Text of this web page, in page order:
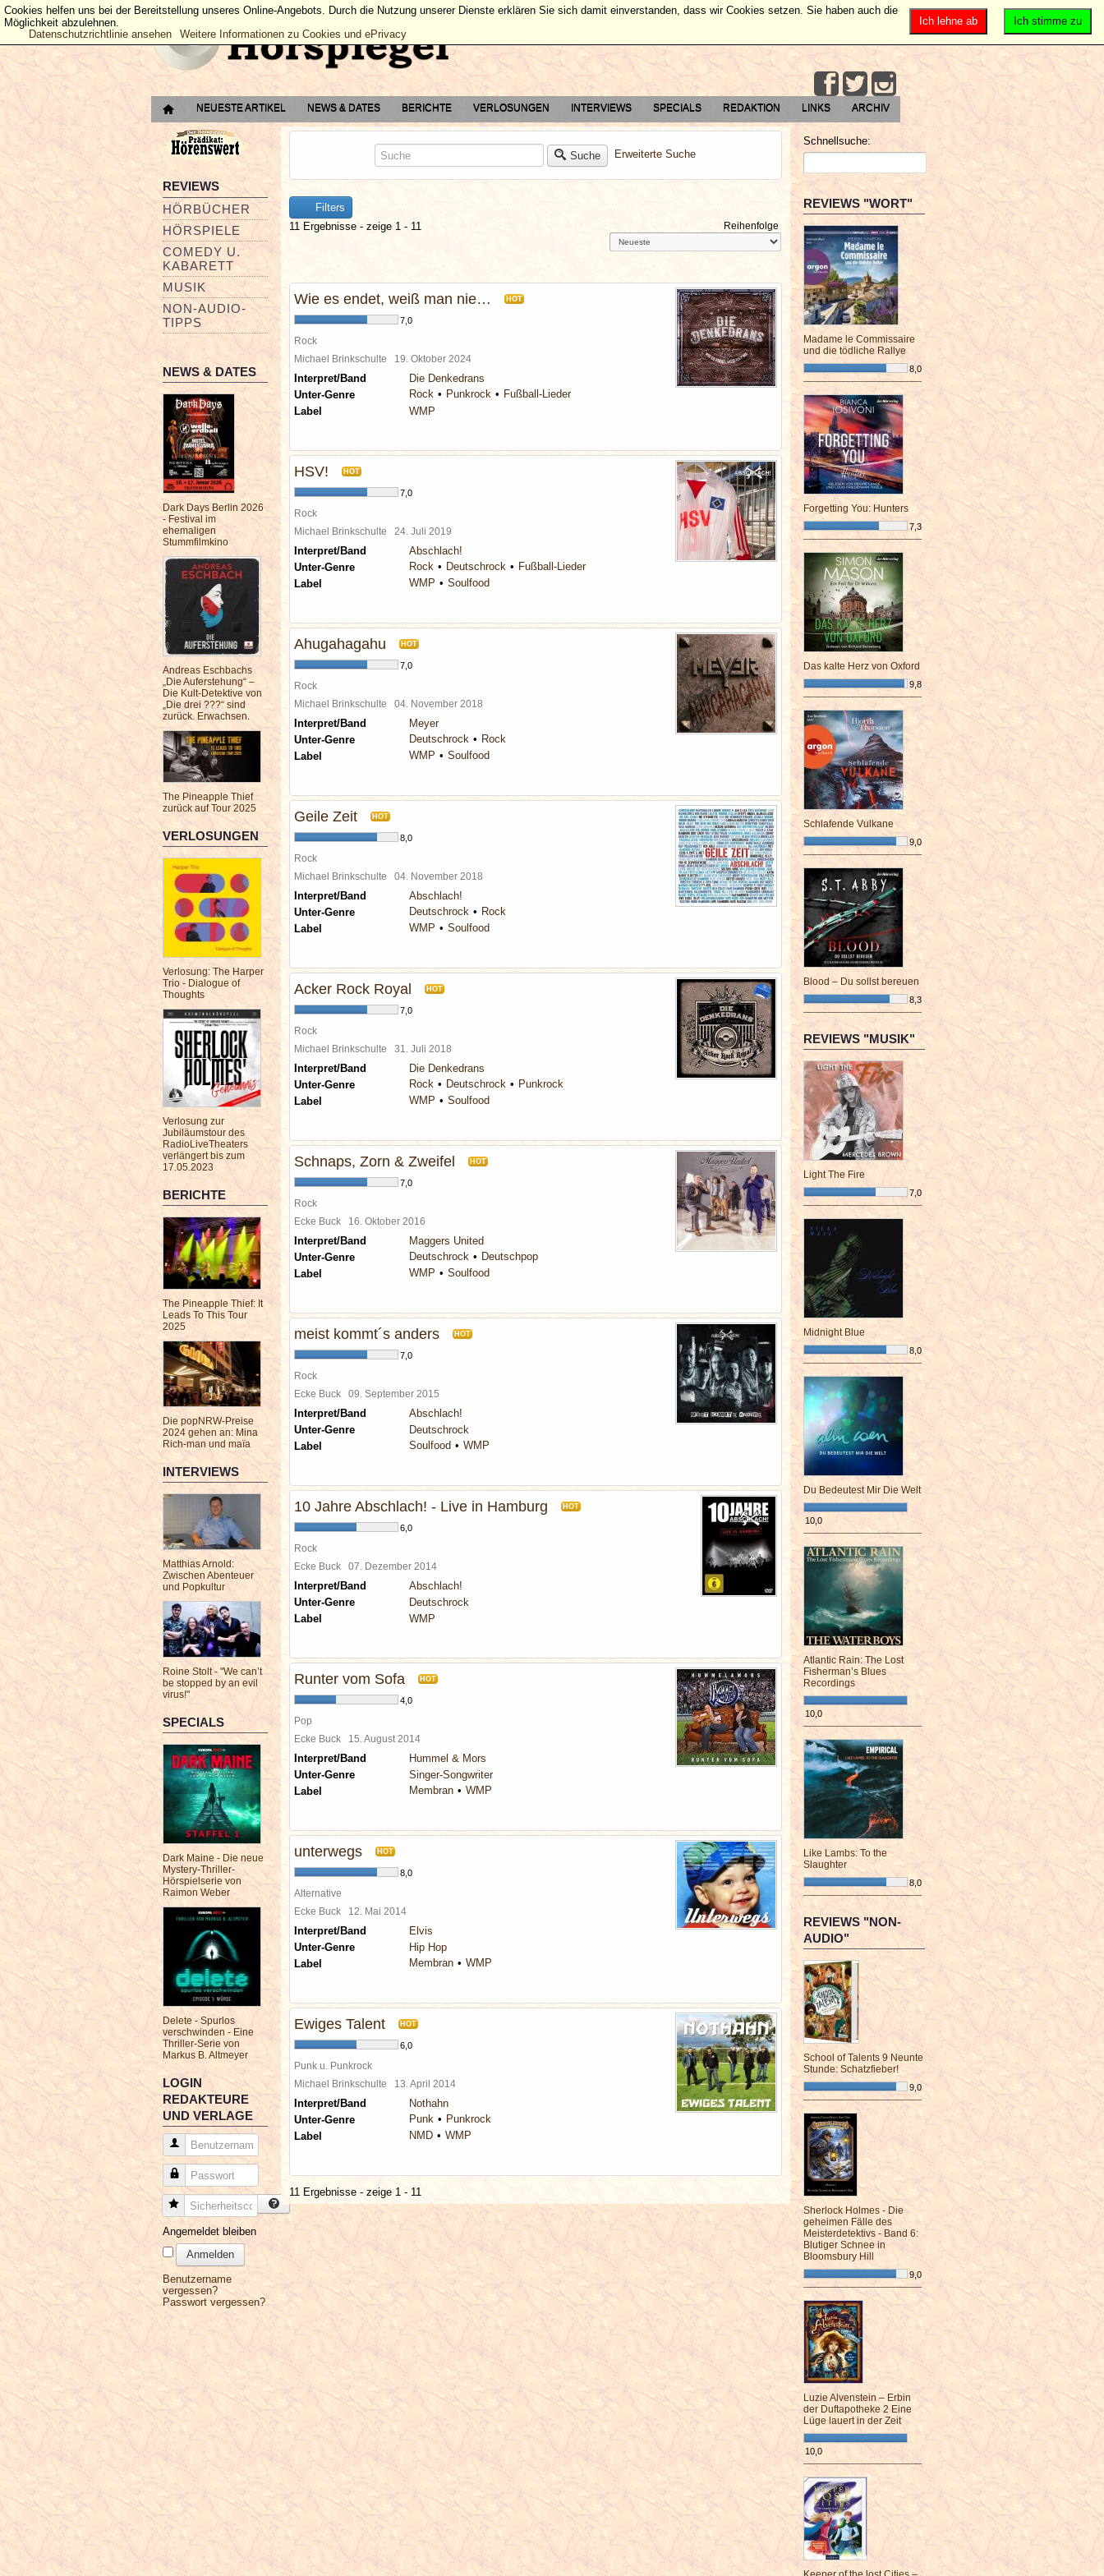
NEUESTE ARTIKEL NEWS & DATES BERICHTE VERLOSUNGEN INTERVIEWS SPECIALS REDAKTION LINKS ARCHIV
REVIEWS
HÖRBÜCHER
HÖRSPIELE
COMEDY U.
KABARETT
MUSIK
NON-AUDIO-
TIPPS
NEWS & DATES
Dark Days Berlin 2026
- Festival im
ehemaligen
Stummfilmkino
Andreas Eschbachs
„Die Auferstehung“ –
Die Kult-Detektive von
„Die drei ???“ sind
zurück. Erwachsen.
The Pineapple Thief
zurück auf Tour 2025
VERLOSUNGEN
Verlosung: The Harper
Trio - Dialogue of
Thoughts
Verlosung zur
Jubiläumstour des
RadioLiveTheaters
verlängert bis zum
17.05.2023
BERICHTE
The Pineapple Thief: It
Leads To This Tour
2025
Die popNRW-Preise
2024 gehen an: Mina
Rich-man und maïa
INTERVIEWS
Matthias Arnold:
Zwischen Abenteuer
und Popkultur
Roine Stolt - "We can’t
be stopped by an evil
virus!"
SPECIALS
Dark Maine - Die neue
Mystery-Thriller-
Hörspielserie von
Raimon Weber
Delete - Spurlos
verschwinden - Eine
Thriller-Serie von
Markus B. Altmeyer
LOGIN
REDAKTEURE
UND VERLAGE
Benutzername
Passwort
Sicherheitscode
Angemeldet bleiben
Anmelden
Benutzername
vergessen?
Passwort vergessen?
Suche Erweiterte Suche
Filters
11 Ergebnisse - zeige 1 - 11
Reihenfolge
Wie es endet, weiß man nie… HOT
7,0
Rock
Michael Brinkschulte 19. Oktober 2024
Interpret/Band
Die Denkedrans
Unter-Genre
Rock Punkrock
Fußball-Lieder
Label
WMP
HSV! HOT
7,0
Rock
Michael Brinkschulte 24. Juli 2019
Interpret/Band
Abschlach!
Unter-Genre
Rock Deutschrock
Fußball-Lieder
Label
WMP Soulfood
Ahugahagahu HOT
7,0
Rock
Michael Brinkschulte 04. November 2018
Interpret/Band
Meyer
Unter-Genre
Deutschrock
Rock
Label
WMP Soulfood
Geile Zeit HOT
8,0
Rock
Michael Brinkschulte 04. November 2018
Interpret/Band
Abschlach!
Unter-Genre
Deutschrock
Rock
Label
WMP Soulfood
Acker Rock Royal HOT
7,0
Rock
Michael Brinkschulte 31. Juli 2018
Interpret/Band
Die Denkedrans
Unter-Genre
Rock Deutschrock
Punkrock
Label
WMP Soulfood
Schnaps, Zorn & Zweifel HOT
7,0
Rock
Ecke Buck 16. Oktober 2016
Interpret/Band
Maggers United
Unter-Genre
Deutschrock
Deutschpop
Label
WMP Soulfood
meist kommt´s anders HOT
7,0
Rock
Ecke Buck 09. September 2015
Interpret/Band
Abschlach!
Unter-Genre
Deutschrock
Label
Soulfood WMP
10 Jahre Abschlach! - Live in Hamburg HOT
6,0
Rock
Ecke Buck 07. Dezember 2014
Interpret/Band
Abschlach!
Unter-Genre
Deutschrock
Label
WMP
Runter vom Sofa HOT
4,0
Pop
Ecke Buck 15. August 2014
Interpret/Band
Hummel & Mors
Unter-Genre
Singer-Songwriter
Label
Membran WMP
unterwegs HOT
8,0
Alternative
Ecke Buck 12. Mai 2014
Interpret/Band
Elvis
Unter-Genre
Hip Hop
Label
Membran WMP
Ewiges Talent HOT
6,0
Punk u. Punkrock
Michael Brinkschulte 13. April 2014
Interpret/Band
Nothahn
Unter-Genre
Punk
Punkrock
Label
NMD WMP
11 Ergebnisse - zeige 1 - 11
Schnellsuche:
REVIEWS "WORT"
Madame le Commissaire
und die tödliche Rallye
8,0
¯¯¯¯¯¯¯¯¯¯¯¯¯¯¯¯¯¯¯¯¯¯¯¯
Forgetting You: Hunters
7,3
¯¯¯¯¯¯¯¯¯¯¯¯¯¯¯¯¯¯¯¯¯¯¯¯
Das kalte Herz von Oxford
9,8
¯¯¯¯¯¯¯¯¯¯¯¯¯¯¯¯¯¯¯¯¯¯¯¯
Schlafende Vulkane
9,0
¯¯¯¯¯¯¯¯¯¯¯¯¯¯¯¯¯¯¯¯¯¯¯¯
Blood – Du sollst bereuen
8,3
¯¯¯¯¯¯¯¯¯¯¯¯¯¯¯¯¯¯¯¯¯¯¯¯
REVIEWS "MUSIK"
Light The Fire
7,0
¯¯¯¯¯¯¯¯¯¯¯¯¯¯¯¯¯¯¯¯¯¯¯¯
Midnight Blue
8,0
¯¯¯¯¯¯¯¯¯¯¯¯¯¯¯¯¯¯¯¯¯¯¯¯
Du Bedeutest Mir Die Welt
10,0
¯¯¯¯¯¯¯¯¯¯¯¯¯¯¯¯¯¯¯¯¯¯¯¯
Atlantic Rain: The Lost
Fisherman’s Blues
Recordings
10,0
¯¯¯¯¯¯¯¯¯¯¯¯¯¯¯¯¯¯¯¯¯¯¯¯
Like Lambs: To the
Slaughter
8,0
¯¯¯¯¯¯¯¯¯¯¯¯¯¯¯¯¯¯¯¯¯¯¯¯
REVIEWS "NON-
AUDIO"
School of Talents 9 Neunte
Stunde: Schatzfieber!
9,0
¯¯¯¯¯¯¯¯¯¯¯¯¯¯¯¯¯¯¯¯¯¯¯¯
Sherlock Holmes - Die
geheimen Fälle des
Meisterdetektivs - Band 6:
Blutiger Schnee in
Bloomsbury Hill
9,0
¯¯¯¯¯¯¯¯¯¯¯¯¯¯¯¯¯¯¯¯¯¯¯¯
Luzie Alvenstein – Erbin
der Duftapotheke 2 Eine
Lüge lauert in der Zeit
10,0
¯¯¯¯¯¯¯¯¯¯¯¯¯¯¯¯¯¯¯¯¯¯¯¯
Ich stimme zu
Ich lehne ab
Cookies helfen uns bei der Bereitstellung unseres Online-Angebots. Durch die Nutzung unserer Dienste erklären Sie sich damit einverstanden, dass wir Cookies setzen. Sie haben auch die
Möglichkeit abzulehnen.
Datenschutzrichtlinie ansehen
Weitere Informationen zu Cookies und ePrivacy